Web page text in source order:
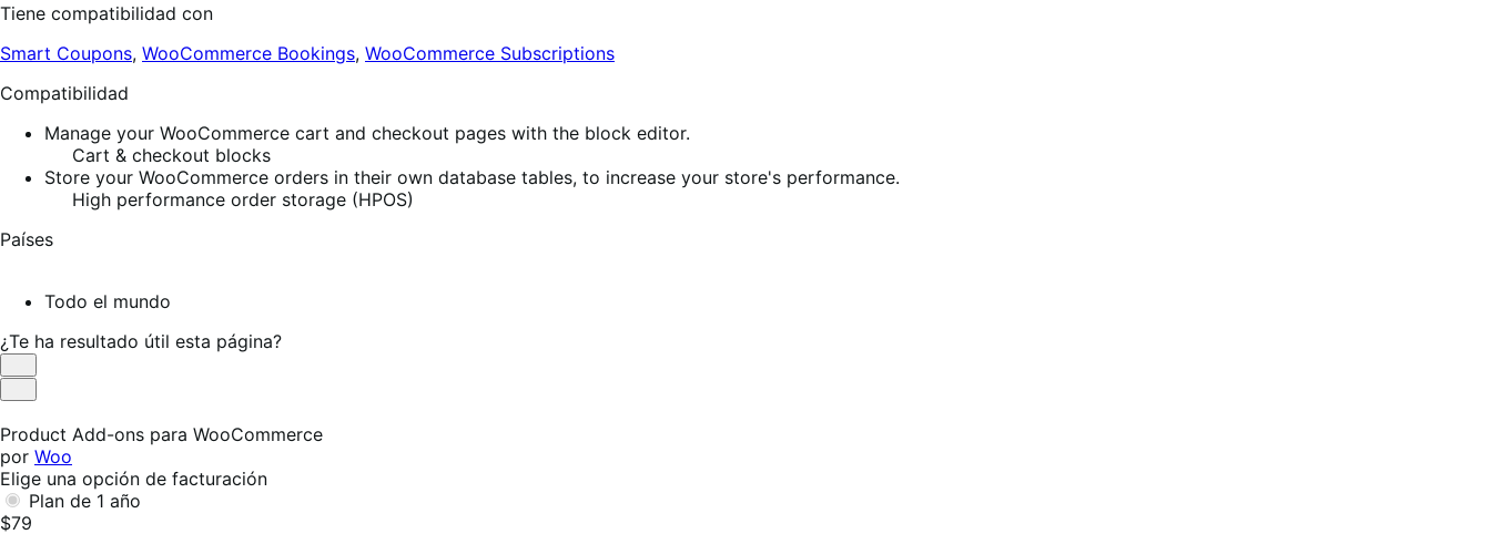
Tiene compatibilidad con
Smart Coupons, WooCommerce Bookings, WooCommerce Subscriptions
Compatibilidad
Manage your WooCommerce cart and checkout pages with the block editor.
Cart & checkout blocks
Store your WooCommerce orders in their own database tables, to increase your store's performance.
High performance order storage (HPOS)
Países
Todo el mundo
¿Te ha resultado útil esta página?
Es
útil
No
útil
Product Add-ons para WooCommerce
por Woo
Elige una opción de facturación
Plan de 1 año
$79